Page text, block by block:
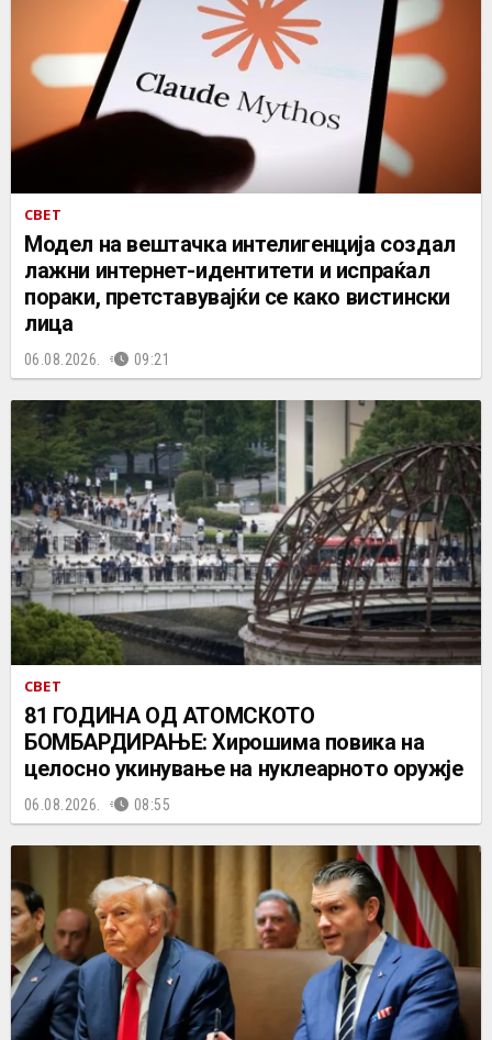
СВЕТ
Mодел на вештачка интелигенција создал
лажни интернет-идентитети и испраќал
пораки, претставувајќи се како вистински
лица
06.08.2026. 09:21
СВЕТ
81 ГОДИНА ОД АТОМСКОТО
БОМБАРДИРАЊЕ: Хирошима повика на
целосно укинување на нуклеарното оружје
06.08.2026. 08:55